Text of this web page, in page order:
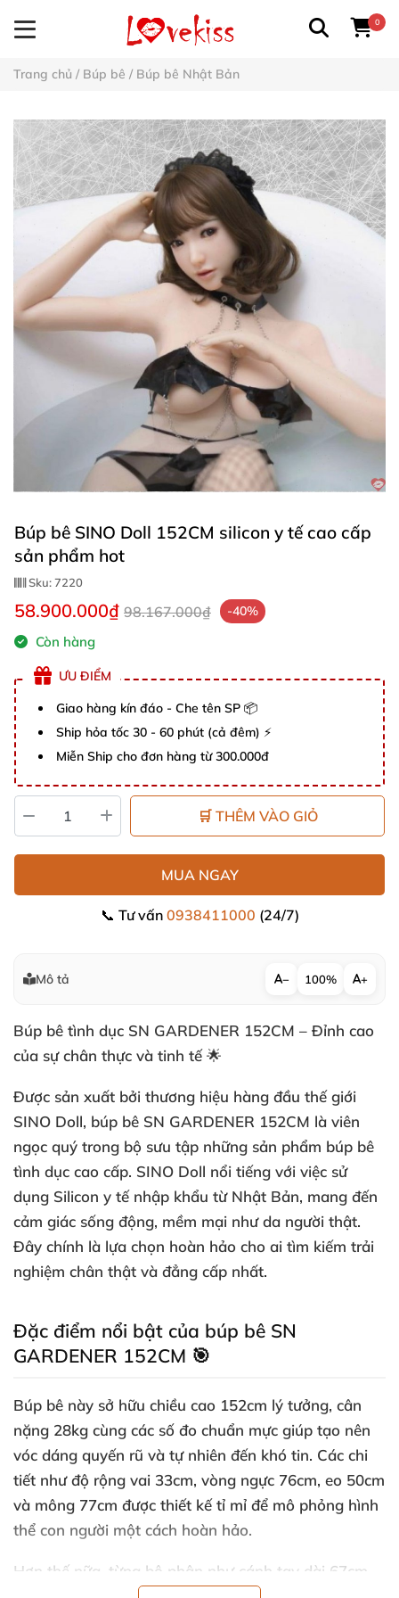
0
Trang chủ / Búp bê / Búp bê Nhật Bản
Búp bê SINO Doll 152CM silicon y tế cao cấp
sản phẩm hot
Sku:7220
58.900.000₫ 98.167.000₫ -40%
Còn hàng
ƯU ĐIỂM
Giao hàng kín đáo - Che tên SP 📦
Ship hỏa tốc 30 - 60 phút (cả đêm) ⚡
Miễn Ship cho đơn hàng từ 300.000đ
🛒 THÊM VÀO GIỎ
MUA NGAY
📞 Tư vấn 0938411000 (24/7)
Mô tả − 100% +
Búp bê tình dục SN GARDENER 152CM – Đỉnh cao
của sự chân thực và tinh tế 🌟
Được sản xuất bởi thương hiệu hàng đầu thế giới
SINO Doll, búp bê SN GARDENER 152CM là viên
ngọc quý trong bộ sưu tập những sản phẩm búp bê
tình dục cao cấp. SINO Doll nổi tiếng với việc sử
dụng Silicon y tế nhập khẩu từ Nhật Bản, mang đến
cảm giác sống động, mềm mại như da người thật.
Đây chính là lựa chọn hoàn hảo cho ai tìm kiếm trải
nghiệm chân thật và đẳng cấp nhất.
Đặc điểm nổi bật của búp bê SN
GARDENER 152CM 🎯
Búp bê này sở hữu chiều cao 152cm lý tưởng, cân
nặng 28kg cùng các số đo chuẩn mực giúp tạo nên
vóc dáng quyến rũ và tự nhiên đến khó tin. Các chi
tiết như độ rộng vai 33cm, vòng ngực 76cm, eo 50cm
và mông 77cm được thiết kế tỉ mỉ để mô phỏng hình
thể con người một cách hoàn hảo.
Hơn thế nữa, từng bộ phận như cánh tay dài 67cm,